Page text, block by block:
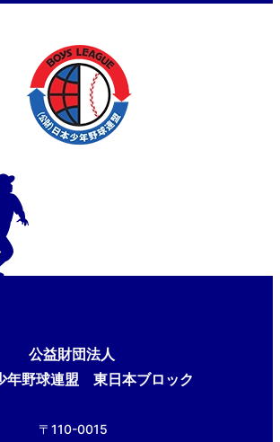
公益財団法人
年野球連盟 東日本ブロック
〒110-0015